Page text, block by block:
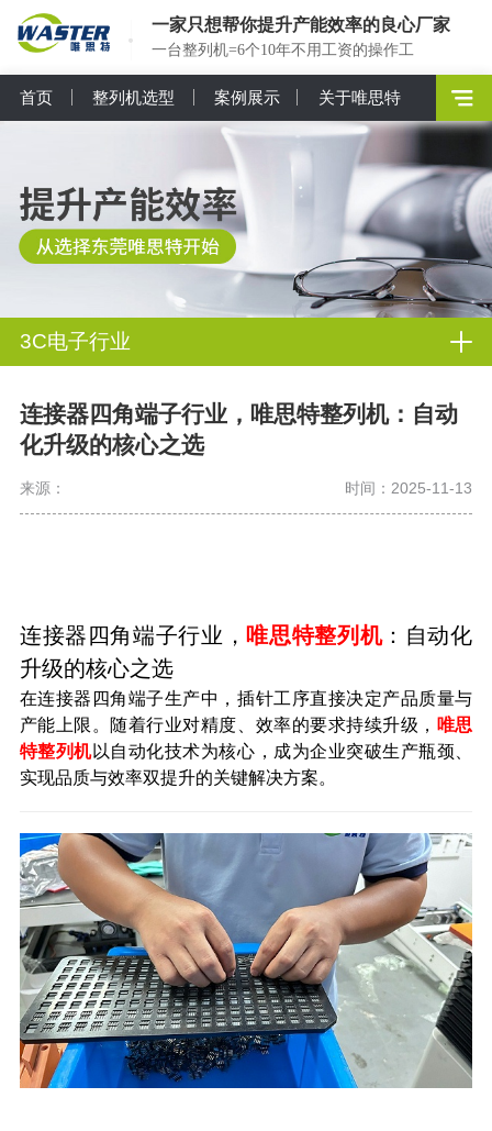
一家只想帮你提升产能效率的良心厂家
一台整列机=6个10年不用工资的操作工
首页 整列机选型 案例展示 关于唯思特
3C电子行业
连接器四角端子行业，唯思特整列机：自动
化升级的核心之选
来源： 时间：2025-11-13
连接器四角端子行业， 唯思特整列机：自动化
升级的核心之选
在连接器四角端子生产中，插针工序直接决定产品质量与
产能上限。随着行业对精度、效率的要求持续升级， 唯思
特整列机以自动化技术为核心，成为企业突破生产瓶颈、
实现品质与效率双提升的关键解决方案。